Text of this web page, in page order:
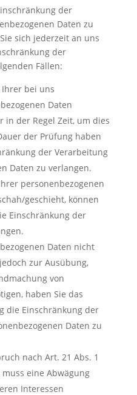
der
Daten zu
sich jederzeit an uns
der
Fällen:
Ihrer bei uns
Daten
in der Regel Zeit, um dies
der Prüfung haben
der Verarbeitung
Daten zu verlangen.
personenbezogenen
geschieht, können
Einschränkung der
Daten nicht
zur Ausübung,
von
haben Sie das
die Einschränkung der
Daten zu
nach Art. 21 Abs. 1
muss eine Abwägung
Interessen